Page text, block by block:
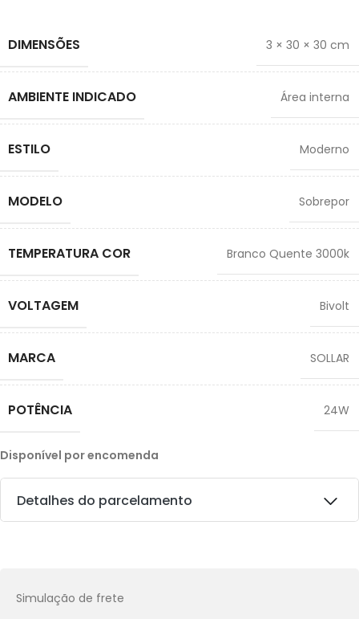
DIMENSÕES 3 × 30 × 30 cm
AMBIENTE INDICADO Área interna
ESTILO Moderno
MODELO Sobrepor
TEMPERATURA COR Branco Quente 3000k
VOLTAGEM Bivolt
MARCA SOLLAR
POTÊNCIA 24W
Disponível por encomenda
Detalhes do parcelamento
Simulação de frete